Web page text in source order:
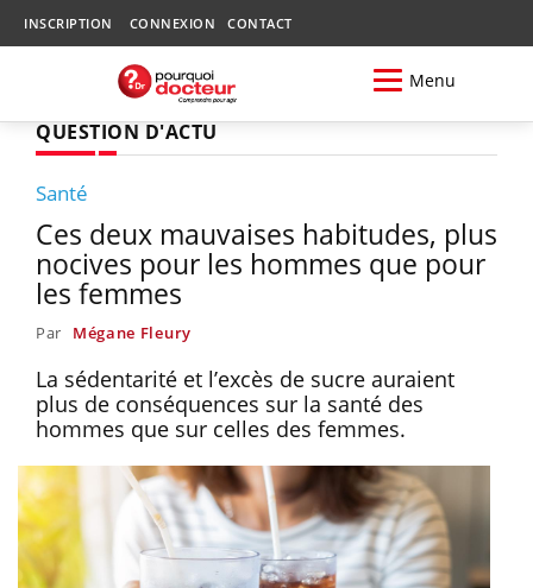
INSCRIPTION CONNEXION CONTACT
Menu
QUESTION D'ACTU
Santé
Ces deux mauvaises habitudes, plus
nocives pour les hommes que pour
les femmes
Par Mégane Fleury
La sédentarité et l’excès de sucre auraient
plus de conséquences sur la santé des
hommes que sur celles des femmes.